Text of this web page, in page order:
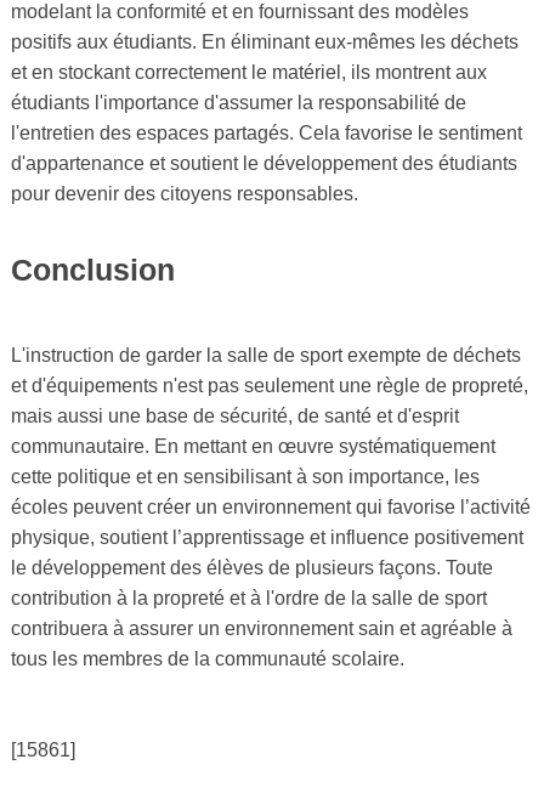
modelant la conformité et en fournissant des modèles
positifs aux étudiants. En éliminant eux-mêmes les déchets
et en stockant correctement le matériel, ils montrent aux
étudiants l'importance d'assumer la responsabilité de
l'entretien des espaces partagés. Cela favorise le sentiment
d'appartenance et soutient le développement des étudiants
pour devenir des citoyens responsables.
Conclusion
L'instruction de garder la salle de sport exempte de déchets
et d'équipements n'est pas seulement une règle de propreté,
mais aussi une base de sécurité, de santé et d'esprit
communautaire. En mettant en œuvre systématiquement
cette politique et en sensibilisant à son importance, les
écoles peuvent créer un environnement qui favorise l’activité
physique, soutient l’apprentissage et influence positivement
le développement des élèves de plusieurs façons. Toute
contribution à la propreté et à l'ordre de la salle de sport
contribuera à assurer un environnement sain et agréable à
tous les membres de la communauté scolaire.
[15861]